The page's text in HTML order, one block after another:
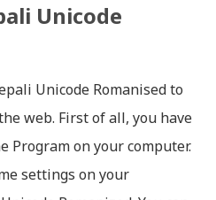
Unicode
Unicode Romanised to
web. First of all, you have
Program on your computer.
settings on your